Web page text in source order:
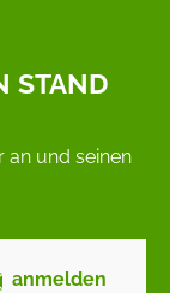
STAND
an und seinen
anmelden